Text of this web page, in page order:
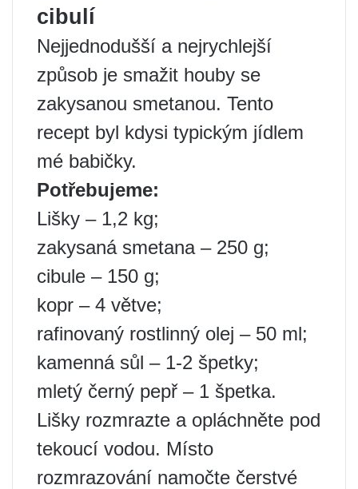
cibulí
Nejjednodušší a nejrychlejší
způsob je smažit houby se
zakysanou smetanou. Tento
recept byl kdysi typickým jídlem
mé babičky.
Potřebujeme:
Lišky – 1,2 kg;
zakysaná smetana – 250 g;
cibule – 150 g;
kopr – 4 větve;
rafinovaný rostlinný olej – 50 ml;
kamenná sůl – 1-2 špetky;
mletý černý pepř – 1 špetka.
Lišky rozmrazte a opláchněte pod
tekoucí vodou. Místo
rozmrazování namočte čerstvé